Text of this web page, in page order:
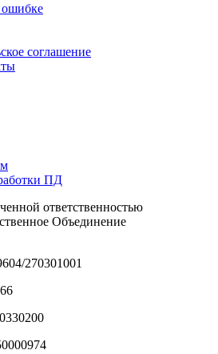
соглашение
ПД
ответственностью
Объединение
270301001